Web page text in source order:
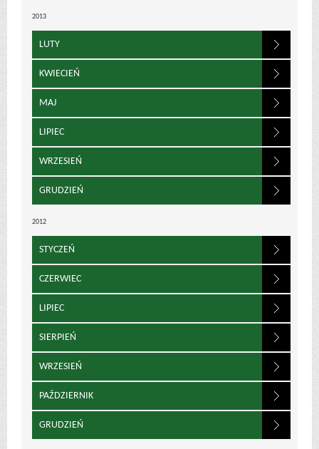
2013
LUTY
KWIECIEŃ
MAJ
LIPIEC
WRZESIEŃ
GRUDZIEŃ
2012
STYCZEŃ
CZERWIEC
LIPIEC
SIERPIEŃ
WRZESIEŃ
PAŹDZIERNIK
GRUDZIEŃ